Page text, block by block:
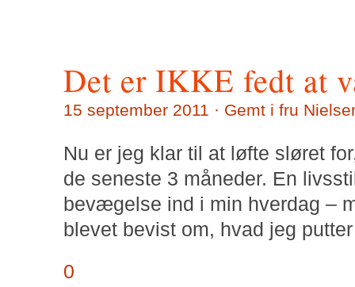
Det er IKKE fedt at
15 september 2011 · Gemt i fru
Nu er jeg klar til at løfte sløret
de seneste 3 måneder. En
bevægelse ind i min hverdag –
blevet bevist om, hvad jeg
0